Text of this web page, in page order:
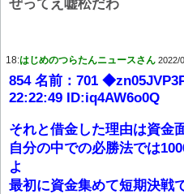
ぜってえ嘘松だわ
18:はじめのつらたんニュースさん 2022/
854 名前：701
22:22:49 ID:iq4AW6o0Q
それと借金した理由は資金
自分の中での必勝法では
よ
最初に資金集めて短期決戦